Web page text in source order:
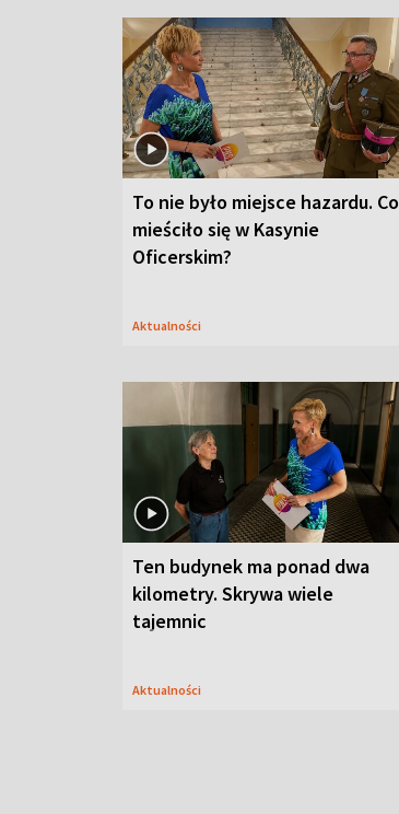
To nie było miejsce hazardu. Co
mieściło się w Kasynie
Oficerskim?
Aktualności
Ten budynek ma ponad dwa
kilometry. Skrywa wiele
tajemnic
Aktualności